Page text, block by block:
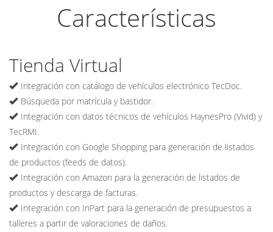
Características
Tienda Virtual
Integración con catálogo de vehículos electrónico TecDoc.
Búsqueda por matrícula y bastidor.
Integración con datos técnicos de vehículos HaynesPro (Vivid) y
TecRMI.
Integración con Google Shopping para generación de listados
de productos (feeds de datos).
Integración con Amazon para la generación de listados de
productos y descarga de facturas.
Integración con InPart para la generación de presupuestos a
talleres a partir de valoraciones de daños.